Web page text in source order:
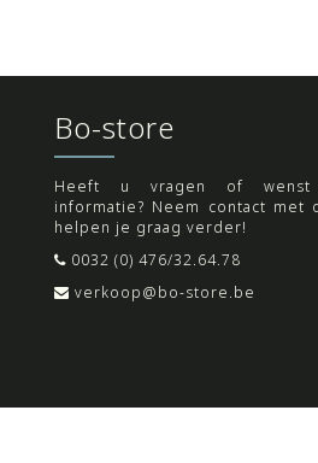
Bo-store
Heeft u vragen of
informatie? Neem contact met
helpen je graag verder!
0032 (0) 476/32.64.78
verkoop@bo-store.be